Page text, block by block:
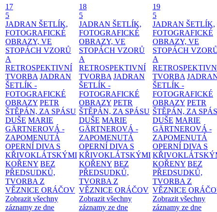
17
5
JADRAN ŠETLÍK,
FOTOGRAFICKÉ
OBRAZY, VE
STOPÁCH VZORŮ
A
RETROSPEKTIVNÍ
TVORBA JADRAN
ŠETLÍK -
FOTOGRAFICKÉ
OBRAZY PETR
ŠTĚPÁN, ZA SPÁSU
DUŠE MARIE
GÄRTNEROVÁ -
ZAPOMENUTÁ
OPERNÍ DIVA S
KŘIVOKLÁTSKÝMI
KOŘENY BEZ
PŘEDSUDKŮ,
TVORBA Z
VĚZNICE ORÁČOV
Zobrazit všechny
záznamy ze dne
18
5
JADRAN ŠETLÍK,
FOTOGRAFICKÉ
OBRAZY, VE
STOPÁCH VZORŮ
A
RETROSPEKTIVNÍ
TVORBA JADRAN
ŠETLÍK -
FOTOGRAFICKÉ
OBRAZY PETR
ŠTĚPÁN, ZA SPÁSU
DUŠE MARIE
GÄRTNEROVÁ -
ZAPOMENUTÁ
OPERNÍ DIVA S
KŘIVOKLÁTSKÝMI
KOŘENY BEZ
PŘEDSUDKŮ,
TVORBA Z
VĚZNICE ORÁČOV
Zobrazit všechny
záznamy ze dne
19
5
JADRAN ŠETLÍK,
FOTOGRAFICKÉ
OBRAZY, VE
STOPÁCH
A
TVORBA
ŠETLÍK -
FOTOGRAFICKÉ
OBRAZY PETR
ŠTĚPÁN, ZA
DUŠE MARIE
GÄRTNEROVÁ -
ZAPOMENUTÁ
OPERNÍ DIVA S
KOŘENY BEZ
PŘEDSUDKŮ,
TVORBA Z
VĚZNICE
Zobrazit všechny
záznamy ze dne